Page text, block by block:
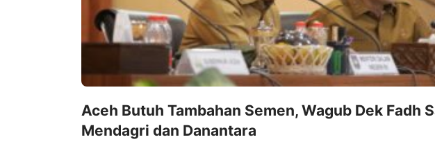
Aceh Butuh Tambahan Semen, Wagub Dek Fadh
Mendagri dan Danantara